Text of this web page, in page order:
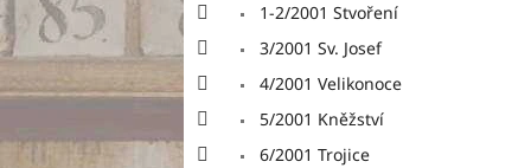
1-2/2001 Stvoření
3/2001 Sv. Josef
4/2001 Velikonoce
5/2001 Kněžství
6/2001 Trojice